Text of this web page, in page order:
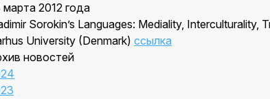
марта 2012 года
Sorokin’s Languages: Mediality, Interculturality,
University (Denmark) ссылка
новостей